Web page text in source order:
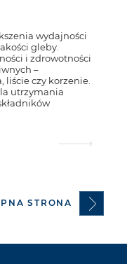
wydajności
gleby.
i zdrowotności
–
liście czy korzenie.
utrzymania
STRONA